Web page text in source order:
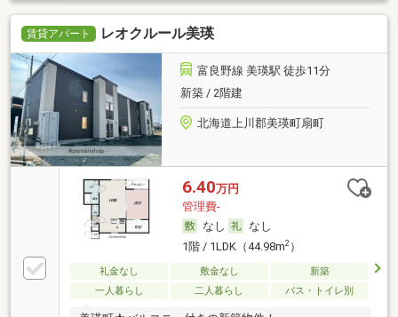
賃貸アパート レオクルール美瑛
富良野線 美瑛駅 徒歩11分
新築 / 2階建
北海道上川郡美瑛町扇町
6.40万円
管理費-
なし
なし
1階 / 1LDK（44.98m2）
礼金なし 敷金なし
新築
一人暮らし
二人暮らし バス・トイレ別